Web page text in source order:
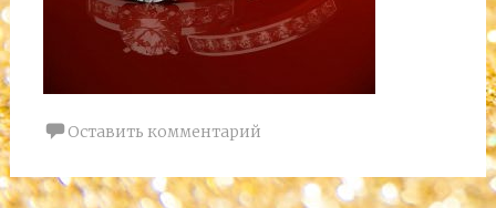
Оставить комментарий